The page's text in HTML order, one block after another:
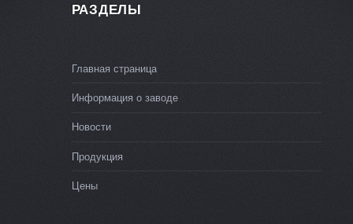
РАЗДЕЛЫ
Главная страница
Информация о заводе
Новости
Продукция
Цены